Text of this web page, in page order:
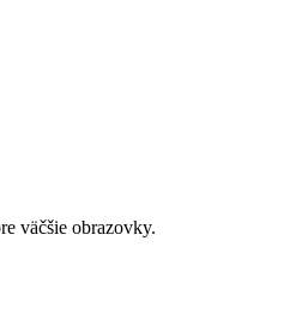
väčšie obrazovky.